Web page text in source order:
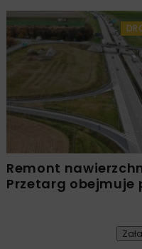
Remont
Przetarg obejmuje